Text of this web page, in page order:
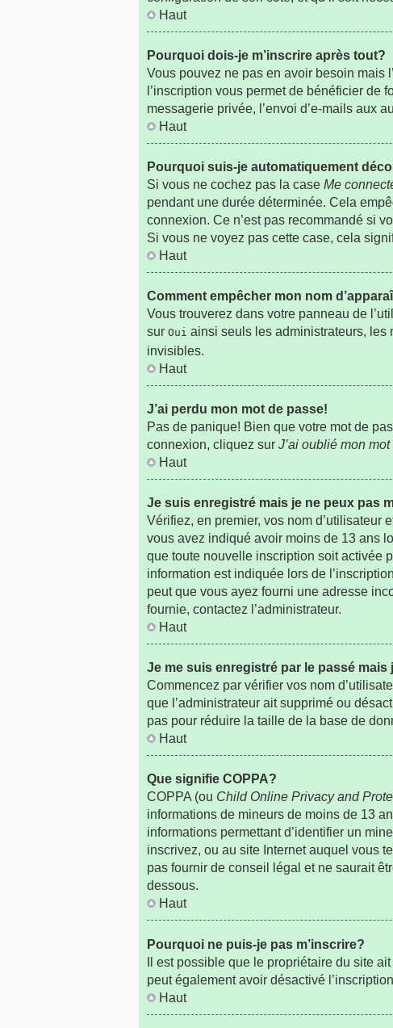
Haut
Pourquoi dois-je m’inscrire après tout?
Vous pouvez ne pas en avoir besoin mais
l’inscription vous permet de bénéficier de
messagerie privée, l’envoi d’e-mails aux
Haut
Pourquoi suis-je automatiquement
Si vous ne cochez pas la case Me
pendant une durée déterminée. Cela
connexion. Ce n’est pas recommandé si
Si vous ne voyez pas cette case, cela
Haut
Comment empêcher mon nom
Vous trouverez dans votre panneau de
sur Oui ainsi seuls les administrateurs, les
invisibles.
Haut
J’ai perdu mon mot de passe!
Pas de panique! Bien que votre mot de
connexion, cliquez sur J’ai oublié mon
Haut
Je suis enregistré mais je ne peux pas
Vérifiez, en premier, vos nom d’utilisateur
vous avez indiqué avoir moins de 13 ans
que toute nouvelle inscription soit activée
information est indiquée lors de
peut que vous ayez fourni une adresse
fournie, contactez l’administrateur.
Haut
Je me suis enregistré par le passé
Commencez par vérifier vos nom
que l’administrateur ait supprimé ou
pas pour réduire la taille de la base de
Haut
Que signifie COPPA?
COPPA (ou Child Online Privacy and
informations de mineurs de moins de 13
informations permettant d’identifier un
inscrivez, ou au site Internet auquel vous
pas fournir de conseil légal et ne saurait
dessous.
Haut
Pourquoi ne puis-je pas m’inscrire?
Il est possible que le propriétaire du site
peut également avoir désactivé
Haut